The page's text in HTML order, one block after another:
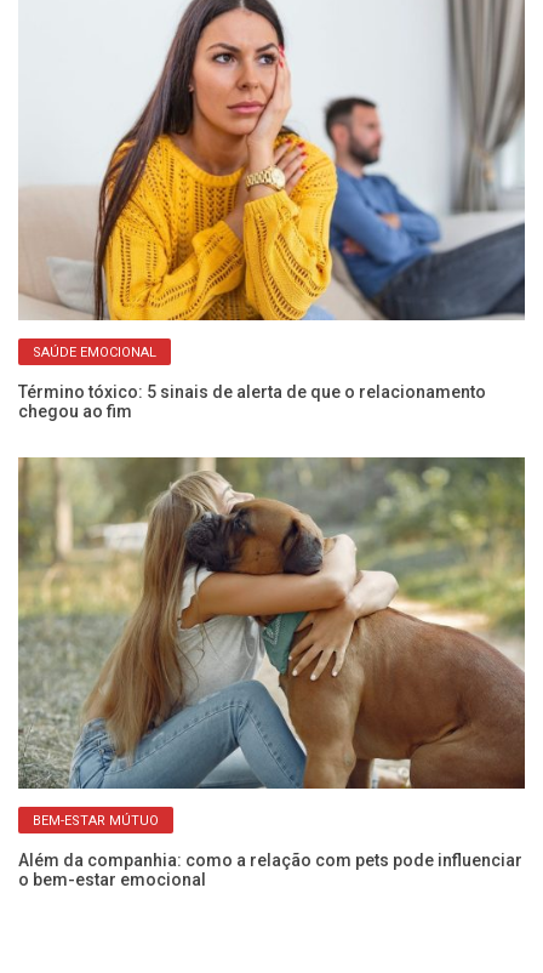
SAÚDE EMOCIONAL
Término tóxico: 5 sinais de alerta de que o relacionamento
chegou ao fim
BEM-ESTAR MÚTUO
Além da companhia: como a relação com pets pode influenciar
o bem-estar emocional